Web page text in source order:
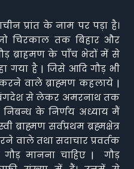
प्रांत के नाम पर पड़ा है।
चिरकाल तक बिहार और
ब्राहमण के पाँच भेदों में से
गया है | जिसे आदि गौड़ भी
वाले ब्राह्मण कहलाये |
बंगदेश से लेकर अमरनाथ तक
निबन्ध के निर्णय अध्याय मैं
ब्राह्मण सर्वप्रथम ब्रह्मक्षेत्र
वाले तथा सदाचार प्रवर्तक
गौड़ मानना चाहिए | गौड़